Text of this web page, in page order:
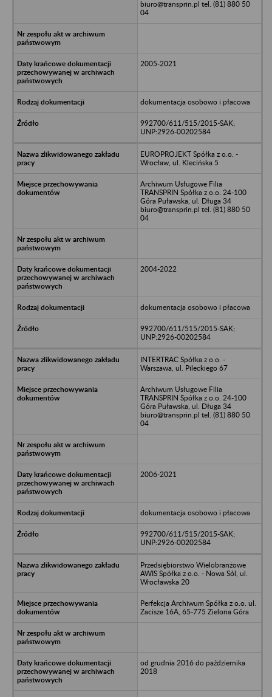
biuro@transprin.pl tel. (81) 880 50
04
2005-2021
dokumentacja osobowo i płacowa
992700/611/515/2015-SAK;
UNP:2926-00202584
EUROPROJEKT Spółka z o.o. -
Wrocław, ul. Klecińska 5
Archiwum Usługowe Filia
TRANSPRIN Spółka z o.o. 24-100
Góra Puławska, ul. Długa 34
biuro@transprin.pl tel. (81) 880 50
04
2004-2022
dokumentacja osobowo i płacowa
992700/611/515/2015-SAK;
UNP:2926-00202584
INTERTRAC Spółka z o.o. -
Warszawa, ul. Pileckiego 67
Archiwum Usługowe Filia
TRANSPRIN Spółka z o.o. 24-100
Góra Puławska, ul. Długa 34
biuro@transprin.pl tel. (81) 880 50
04
2006-2021
dokumentacja osobowo i płacowa
992700/611/515/2015-SAK;
UNP:2926-00202584
Przedsiębiorstwo Wielobranżowe
AWIS Spółka z o.o. - Nowa Sól, ul.
Wrocławska 20
Perfekcja Archiwum Spółka z o.o. ul.
Zacisze 16A, 65-775 Zielona Góra
od grudnia 2016 do października
2018